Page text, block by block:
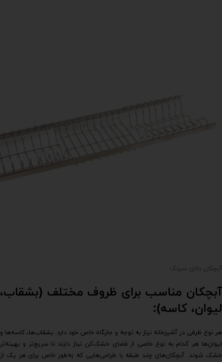
آبچکان بالای سینک
آبچکان مناسب برای ظروف مختلف (بشقاب،
لیوان، کاسه):
هر نوع ظرفی در آشپزخانه نیاز به توجه و جایگاه خاص خود دارد. بشقاب‌ها، کاسه‌ها و
لیوان‌ها هر کدام به نوع خاصی از فضای خشک‌کن نیاز دارند تا سریع‌تر و بهینه‌تر
خشک شوند. آبچکان‌های چند طبقه با طراحی‌هایی که به‌طور خاص برای هر یک از